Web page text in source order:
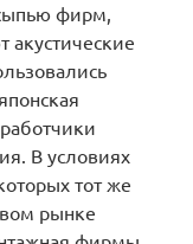
фирм,
акустические
В условиях
тот же
рынке